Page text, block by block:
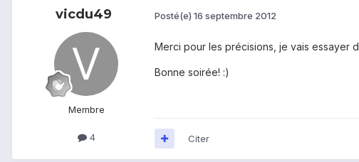
vicdu49
Membre
4
Posté(e) 16 septembre 2012
Merci pour les précisions, je vais essayer
Bonne soirée! :)
Citer